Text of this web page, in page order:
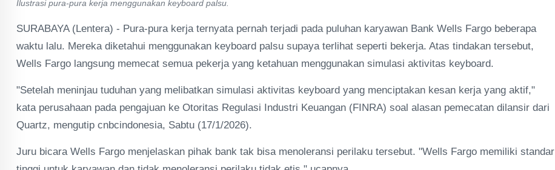
Ilustrasi pura-pura kerja menggunakan keyboard palsu.
SURABAYA (Lentera) - Pura-pura kerja ternyata pernah terjadi pada puluhan karyawan Bank Wells Fargo beberapa
waktu lalu. Mereka diketahui menggunakan keyboard palsu supaya terlihat seperti bekerja. Atas tindakan tersebut,
Wells Fargo langsung memecat semua pekerja yang ketahuan menggunakan simulasi aktivitas keyboard.
"Setelah meninjau tuduhan yang melibatkan simulasi aktivitas keyboard yang menciptakan kesan kerja yang aktif,"
kata perusahaan pada pengajuan ke Otoritas Regulasi Industri Keuangan (FINRA) soal alasan pemecatan dilansir dari
Quartz, mengutip cnbcindonesia, Sabtu (17/1/2026).
Juru bicara Wells Fargo menjelaskan pihak bank tak bisa menoleransi perilaku tersebut. "Wells Fargo memiliki standar